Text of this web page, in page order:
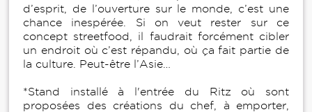
d’esprit, de l’ouverture sur le monde, c’est une
chance inespérée. Si on veut rester sur ce
concept streetfood, il faudrait forcément cibler
un endroit où c’est répandu, où ça fait partie de
la culture. Peut-être l’Asie…
*Stand installé à l'entrée du Ritz où sont
proposées des créations du chef, à emporter,